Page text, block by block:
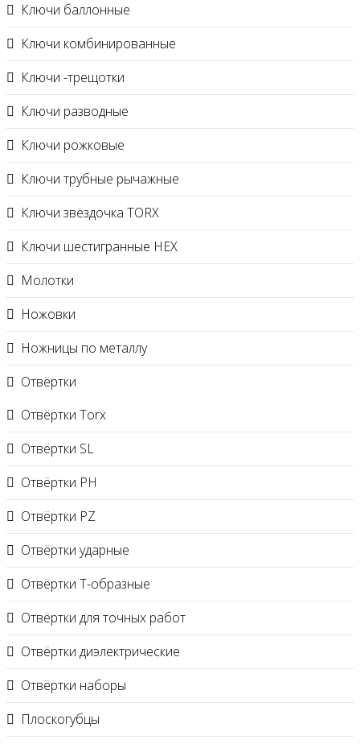
Ключи баллонные
Ключи комбинированные
Ключи -трещотки
Ключи разводные
Ключи рожковые
Ключи трубные рычажные
Ключи звёздочка TORX
Ключи шестигранные HEX
Молотки
Ножовки
Ножницы по металлу
Отвёртки
Отвёртки Torx
Отвёртки SL
Отвёртки PH
Отвёртки PZ
Отвёртки ударные
Отвёртки Т-образные
Отвёртки для точных работ
Отвёртки диэлектрические
Отвёртки наборы
Плоскогубцы